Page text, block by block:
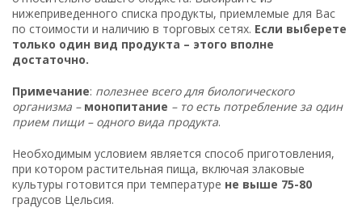
нижеприведенного списка продукты, приемлемые для Вас
по стоимости и наличию в торговых сетях. Если выберете
только один вид продукта – этого вполне
достаточно.
Примечание: полезнее всего для биологического
организма – монопитание – то есть потребление за один
прием пищи – одного вида продукта.
Необходимым условием является способ приготовления,
при котором растительная пища, включая злаковые
культуры готовится при температуре не выше 75-80
градусов Цельсия.